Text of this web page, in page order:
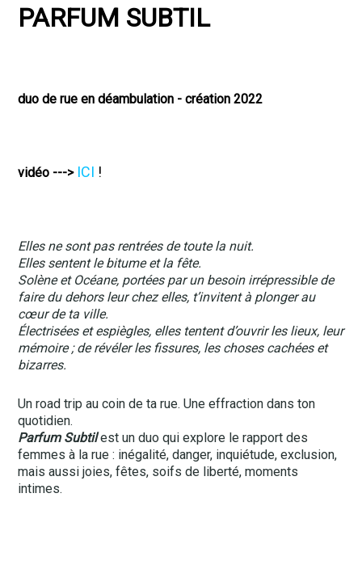
PARFUM SUBTIL
duo de rue en déambulation - création 2022
vidéo ---> ICI !
Elles ne sont pas rentrées de toute la nuit.
Elles sentent le bitume et la fête.
Solène et Océane, portées par un besoin irrépressible de
faire du dehors leur chez elles, t’invitent à plonger au
cœur de ta ville.
Électrisées et espiègles, elles tentent d’ouvrir les lieux, leur
mémoire ; de révéler les fissures, les choses cachées et
bizarres.
Un road trip au coin de ta rue. Une effraction dans ton
quotidien.
Parfum Subtilest un duo qui explore le rapport des
femmes à la rue : inégalité, danger, inquiétude, exclusion,
mais aussi joies, fêtes, soifs de liberté, moments
intimes.